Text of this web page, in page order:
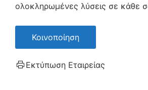
ολοκληρωμένες λύσεις σε κάθε
Κοινοποίηση
Εκτύπωση Εταιρείας